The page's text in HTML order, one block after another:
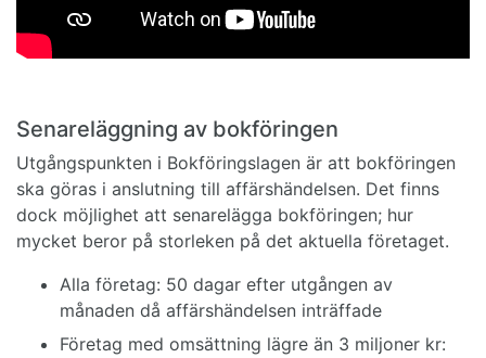
Senareläggning av bokföringen
Utgångspunkten i Bokföringslagen är att bokföringen
ska göras i anslutning till affärshändelsen. Det finns
dock möjlighet att senarelägga bokföringen; hur
mycket beror på storleken på det aktuella företaget.
Alla företag: 50 dagar efter utgången av
månaden då affärshändelsen inträffade
Företag med omsättning lägre än 3 miljoner kr: